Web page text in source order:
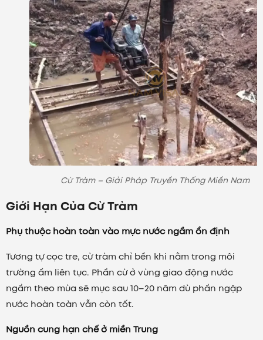
Cừ Tràm – Giải Pháp Truyền Thống Miền Nam
Giới Hạn Của Cừ Tràm
Phụ thuộc hoàn toàn vào mực nước ngầm ổn định
Tương tự cọc tre, cừ tràm chỉ bền khi nằm trong môi
trường ẩm liên tục. Phần cừ ở vùng giao động nước
ngầm theo mùa sẽ mục sau 10–20 năm dù phần ngập
nước hoàn toàn vẫn còn tốt.
Nguồn cung hạn chế ở miền Trung